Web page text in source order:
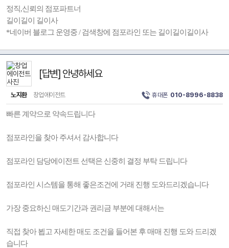
정직,신뢰의 점포파트너
길이길이 길이사
*네이버 블로그 운영중 / 검색창에 점포라인 또는 길이길이길이사
[답변] 안녕하세요
노지환 창업에이전트 휴대폰 010-8996-8838
빠른 계약으로 약속드립니다
점포라인을 찾아 주셔서 감사합니다
점포라인 담당에이전트 선택은 신중히 결정 부탁 드립니다
점포라인 시스템을 통해 좋은조건에 거래 진행 도와드리겠습니다
가장 중요하신 매도기간과 권리금 부분에 대해서는
직접 찾아 뵙고 자세한 매도 조건을 들어본 후 매매 진행 도와 드리겠
습니다